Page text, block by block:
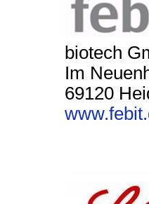
biotech
Im
69120